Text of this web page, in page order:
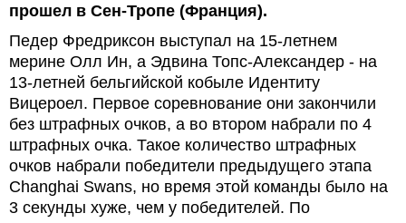
прошел в Сен-Тропе (Франция).
Педер Фредриксон выступал на 15-летнем
мерине Олл Ин, а Эдвина Топс-Александер - на
13-летней бельгийской кобыле Идентиту
Вицероел. Первое соревнование они закончили
без штрафных очков, а во втором набрали по 4
штрафных очка. Такое количество штрафных
очков набрали победители предыдущего этапа
Changhai Swans, но время этой команды было на
3 секунды хуже, чем у победителей. По